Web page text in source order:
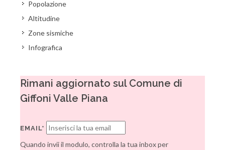
Popolazione
Altitudine
Zone sismiche
Infografica
Rimani aggiornato sul Comune di
Giffoni Valle Piana
EMAIL*
Quando invii il modulo, controlla la tua inbox per